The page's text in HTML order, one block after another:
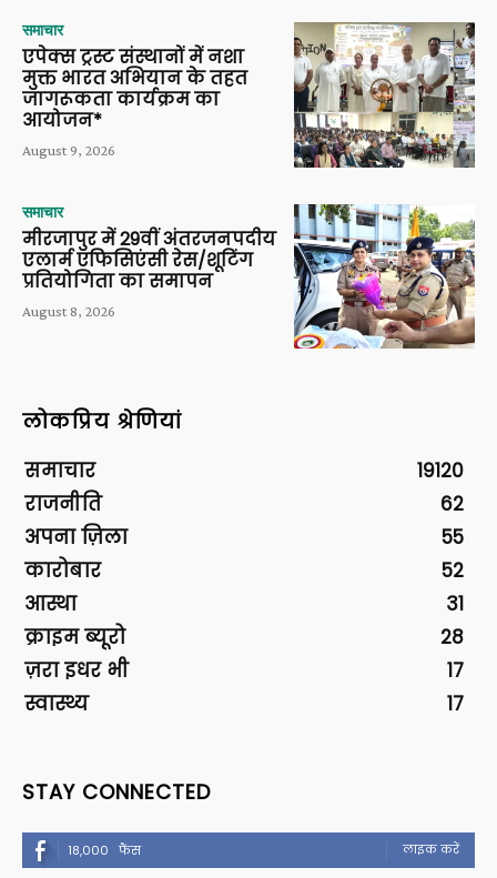
समाचार
एपेक्स ट्रस्ट संस्थानों में नशा
मुक्त भारत अभियान के तहत
जागरूकता कार्यक्रम का
आयोजन*
August 9, 2026
समाचार
मीरजापुर में 29वीं अंतरजनपदीय
एलार्म एफिसिएंसी रेस/शूटिंग
प्रतियोगिता का समापन
August 8, 2026
लोकप्रिय श्रेणियां
समाचार
19120
राजनीति
62
अपना ज़िला
55
कारोबार
52
आस्था
31
क्राइम ब्यूरो
28
ज़रा इधर भी
17
स्वास्थ्य
17
STAY CONNECTED
18,000 फैंस लाइक करें